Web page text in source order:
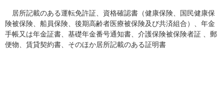
居所記載のある運転免許証、資格確認書（健康保険、国民健康保
険被保険、船員保険、後期高齢者医療被保険及び共済組合）、年金
手帳又は年金証書、基礎年金番号通知書、介護保険被保険者証 、郵
便物、賃貸契約書、そのほか居所記載のある証明書